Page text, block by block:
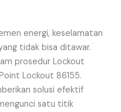
energi, keselamatan
tidak bisa ditawar.
prosedur Lockout
Lockout 86155.
solusi efektif
satu titik